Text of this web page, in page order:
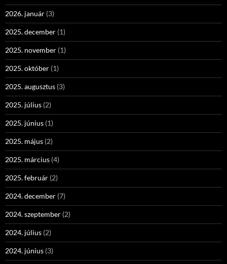
2026. január (3)
2025. december (1)
2025. november (1)
2025. október (1)
2025. augusztus (3)
2025. július (2)
2025. június (1)
2025. május (2)
2025. március (4)
2025. február (2)
2024. december (7)
2024. szeptember (2)
2024. július (2)
2024. június (3)